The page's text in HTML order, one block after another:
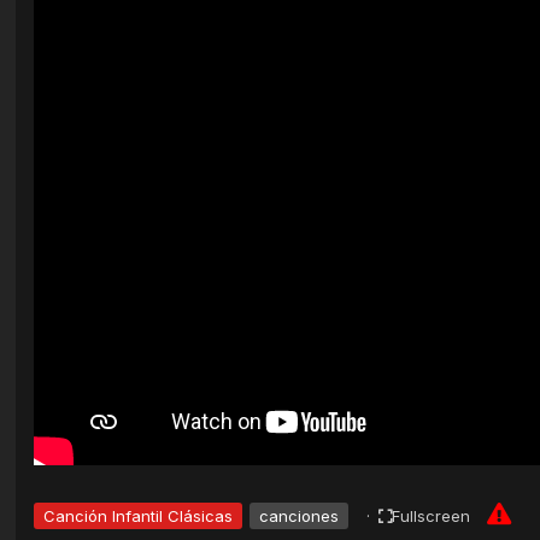
Canción Infantil Clásicas canciones · Fullscreen